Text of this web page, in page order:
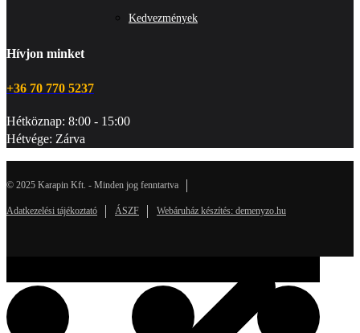
Kedvezmények
Hívjon minket
+36 70 770 5237
Hétköznap: 8:00 - 15:00
Hétvége: Zárva
© 2025 Karapin Kft. - Minden jog fenntartva
Adatkezelési tájékoztató ÁSZF Webáruház készítés: demenyzo.hu